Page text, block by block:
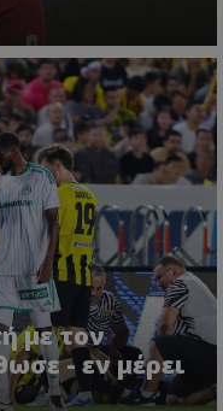
με τον
- εν μέρει